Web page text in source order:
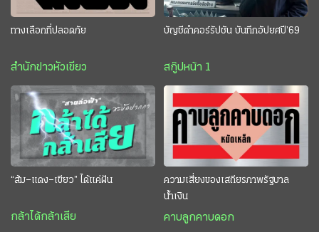
ทางเลือกที่ปลอดภัย
สำนักข่าวหัวเขียว
บัญชีดำคอร์รัปชัน บันทึกอัปยศปี’69
สกู๊ปหน้า 1
“ส้ม–แดง–เขียว” ได้แค่ฝัน
กล้าได้กล้าเสีย
ความเสี่ยงของเสถียรภาพรัฐบาล
น้ำเงิน
คาบลูกคาบดอก